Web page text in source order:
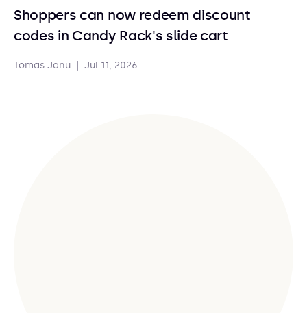
Shoppers can now redeem discount
codes in Candy Rack's slide cart
Tomas Janu Jul 11, 2026